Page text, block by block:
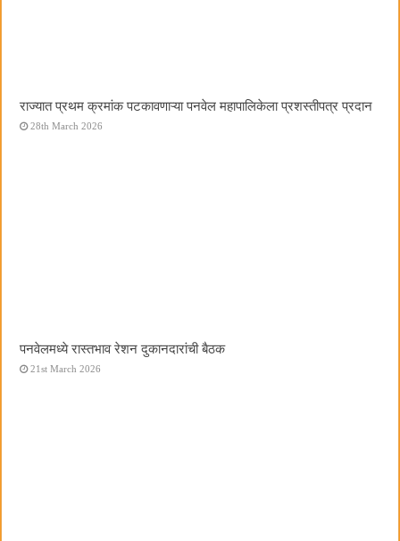
राज्यात प्रथम क्रमांक पटकावणाऱ्या पनवेल महापालिकेला प्रशस्तीपत्र प्रदान
28th March 2026
पनवेलमध्ये रास्तभाव रेशन दुकानदारांची बैठक
21st March 2026